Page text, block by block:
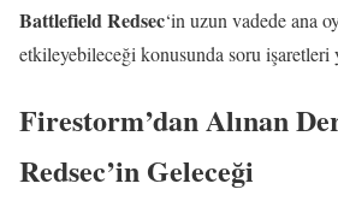
Battlefield Redsec‘in uzun vadede ana
etkileyebileceği konusunda soru işaretleri
Firestorm’dan Alınan
Redsec’in Geleceği